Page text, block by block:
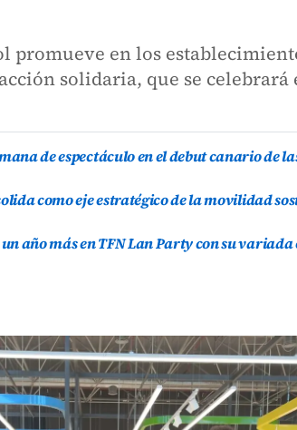
promueve en los
solidaria, que se
de espectáculo en el debut canario de
como eje estratégico de la movilidad
año más en TFN Lan Party con su